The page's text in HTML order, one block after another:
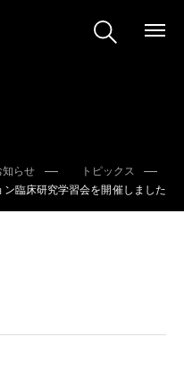
知らせ
トピックス
臨床研究学習会を開催しました